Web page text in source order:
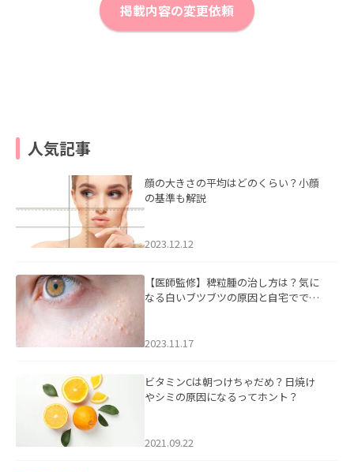
掲載内容の変更依頼
人気記事
顔の大きさの平均はどのくらい？小顔
の基準も解説
2023.12.12
【医師監修】稗粒腫の治し方は？気に
なる白いブツブツの原因と自宅ででき
2023.11.17
ビタミンCは朝つけちゃだめ？日焼け
やシミの原因になるってホント？
2021.09.22